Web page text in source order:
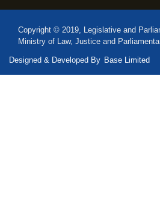
Copyright © 2019, Legislative and
Ministry of Law, Justice and
Designed & Developed By Base Limited